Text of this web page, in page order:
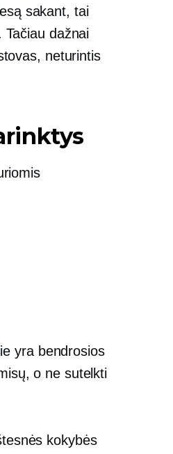
sakant, tai
dažnai
neturintis
yra bendrosios
o ne sutelkti
kokybės